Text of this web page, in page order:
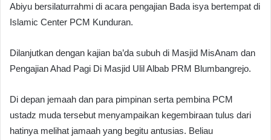
Abiyu bersilaturrahmi di acara pengajian Bada isya bertempat di
Islamic Center PCM Kunduran.
Dilanjutkan dengan kajian ba’da subuh di Masjid MisAnam dan
Pengajian Ahad Pagi Di Masjid Ulil Albab PRM Blumbangrejo.
Di depan jemaah dan para pimpinan serta pembina PCM
ustadz muda tersebut menyampaikan kegembiraan tulus dari
hatinya melihat jamaah yang begitu antusias. Beliau